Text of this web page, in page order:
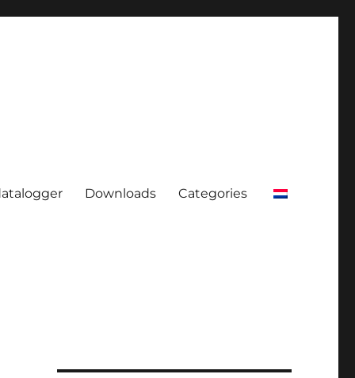
Downloads Categories